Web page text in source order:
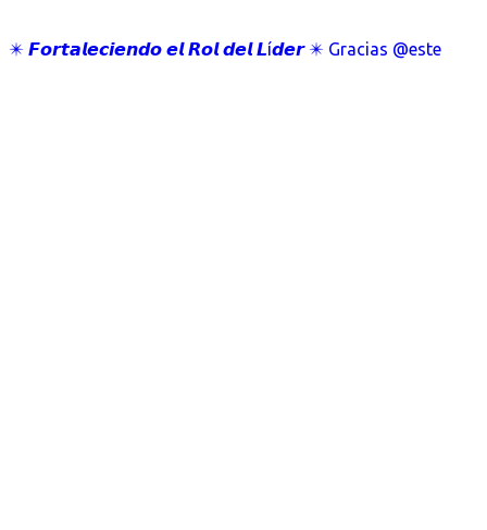
✴️ 𝙁𝙤𝙧𝙩𝙖𝙡𝙚𝙘𝙞𝙚𝙣𝙙𝙤 𝙚𝙡 𝙍𝙤𝙡 𝙙𝙚𝙡 𝙇í𝙙𝙚𝙧 ✴️ Gracias @este